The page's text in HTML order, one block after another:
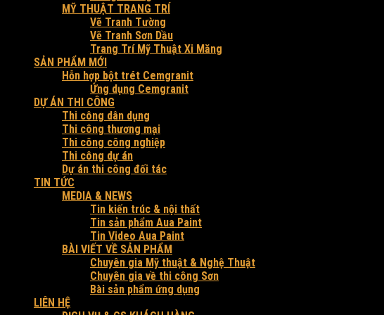
MỸ THUẬT TRANG TRÍ
Vẽ Tranh Tường
Vẽ Tranh Sơn Dầu
Trang Trí Mỹ Thuật Xi Măng
SẢN PHẨM MỚI
Hỗn hợp bột trét Cemgranit
Ứng dụng Cemgranit
DỰ ÁN THI CÔNG
Thi công dân dụng
Thi công thương mại
Thi công công nghiệp
Thi công dự án
Dự án thi công đối tác
TIN TỨC
MEDIA & NEWS
Tin kiến trúc & nội thất
Tin sản phẩm Aua Paint
Tin Video Aua Paint
BÀI VIẾT VỀ SẢN PHẨM
Chuyên gia Mỹ thuật & Nghệ Thuật
Chuyên gia về thi công Sơn
Bài sản phẩm ứng dụng
LIÊN HỆ